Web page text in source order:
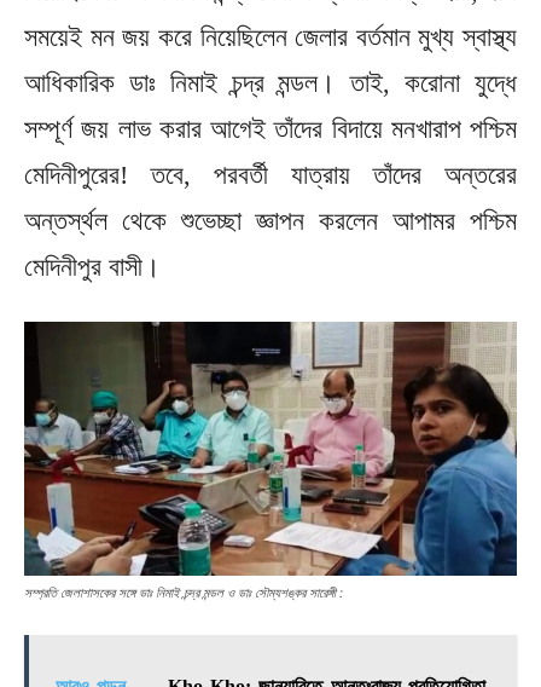
সময়েই মন জয় করে নিয়েছিলেন জেলার বর্তমান মুখ্য স্বাস্থ্য
আধিকারিক ডাঃ নিমাই চন্দ্র মন্ডল। তাই, করোনা যুদ্ধে
সম্পূর্ণ জয় লাভ করার আগেই তাঁদের বিদায়ে মনখারাপ পশ্চিম
মেদিনীপুরের! তবে, পরবর্তী যাত্রায় তাঁদের অন্তরের
অন্তর্স্থল থেকে শুভেচ্ছা জ্ঞাপন করলেন আপামর পশ্চিম
মেদিনীপুর বাসী।
সম্প্রতি জেলাশাসকের সঙ্গে ডাঃ নিমাই চন্দ্র মন্ডল ও ডাঃ সৌম্যশঙ্কর সারেঙ্গী :